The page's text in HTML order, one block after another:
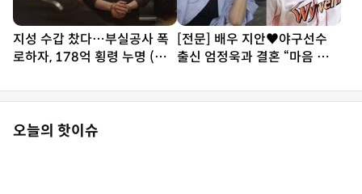
지성 수갑 찼다…부실공사 폭
로하자, 178억 횡령 누명 (아
[전문] 배우 지안♥야구선수
출신 엄정욱과 결혼 “마음 참
오늘의 핫이슈